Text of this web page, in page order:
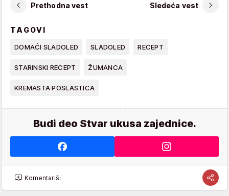
Prethodna vest Sledeća vest
TAGOVI
DOMAĆI SLADOLED SLADOLED RECEPT
STARINSKI RECEPT ŽUMANCA
KREMASTA POSLASTICA
Budi deo Stvar ukusa zajednice.
Komentariši